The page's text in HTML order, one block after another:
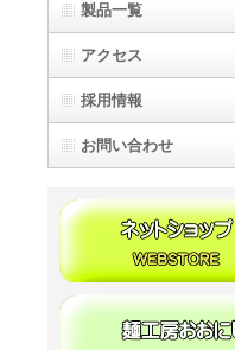
製品一覧
新着情報・FAQ
アクセス
採用情報
お問い合わせ